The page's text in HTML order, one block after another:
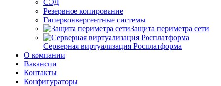
СЭД
Резервное копирование
Гиперконвергентные системы
Защита периметра сети
Серверная виртуализация Росплатформа
О компании
Вакансии
Контакты
Конфигураторы